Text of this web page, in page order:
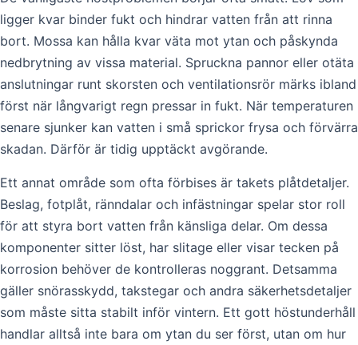
ligger kvar binder fukt och hindrar vatten från att rinna
bort. Mossa kan hålla kvar väta mot ytan och påskynda
nedbrytning av vissa material. Spruckna pannor eller otäta
anslutningar runt skorsten och ventilationsrör märks ibland
först när långvarigt regn pressar in fukt. När temperaturen
senare sjunker kan vatten i små sprickor frysa och förvärra
skadan. Därför är tidig upptäckt avgörande.
Ett annat område som ofta förbises är takets plåtdetaljer.
Beslag, fotplåt, ränndalar och infästningar spelar stor roll
för att styra bort vatten från känsliga delar. Om dessa
komponenter sitter löst, har slitage eller visar tecken på
korrosion behöver de kontrolleras noggrant. Detsamma
gäller snörasskydd, takstegar och andra säkerhetsdetaljer
som måste sitta stabilt inför vintern. Ett gott höstunderhåll
handlar alltså inte bara om ytan du ser först, utan om hur